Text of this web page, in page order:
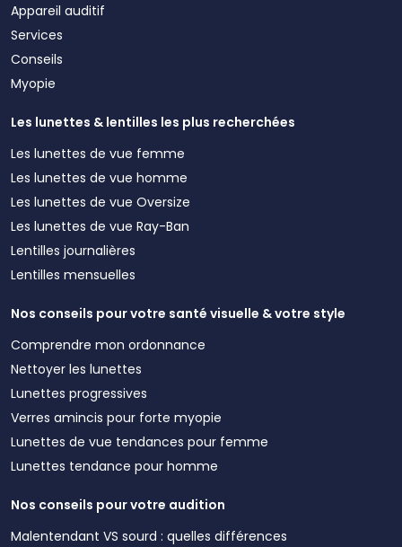
Appareil auditif
Services
Conseils
Myopie
Les lunettes & lentilles les plus recherchées
Les lunettes de vue femme
Les lunettes de vue homme
Les lunettes de vue Oversize
Les lunettes de vue Ray-Ban
Lentilles journalières
Lentilles mensuelles
Nos conseils pour votre santé visuelle & votre style
Comprendre mon ordonnance
Nettoyer les lunettes
Lunettes progressives
Verres amincis pour forte myopie
Lunettes de vue tendances pour femme
Lunettes tendance pour homme
Nos conseils pour votre audition
Malentendant VS sourd : quelles différences